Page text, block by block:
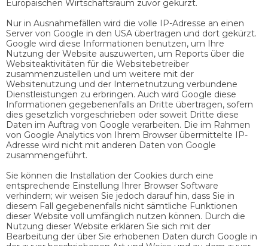
Europäischen Wirtschaftsraum zuvor gekürzt.
Nur in Ausnahmefällen wird die volle IP-Adresse an einen
Server von Google in den USA übertragen und dort gekürzt.
Google wird diese Informationen benutzen, um Ihre
Nutzung der Website auszuwerten, um Reports über die
Websiteaktivitäten für die Websitebetreiber
zusammenzustellen und um weitere mit der
Websitenutzung und der Internetnutzung verbundene
Dienstleistungen zu erbringen. Auch wird Google diese
Informationen gegebenenfalls an Dritte übertragen, sofern
dies gesetzlich vorgeschrieben oder soweit Dritte diese
Daten im Auftrag von Google verarbeiten. Die im Rahmen
von Google Analytics von Ihrem Browser übermittelte IP-
Adresse wird nicht mit anderen Daten von Google
zusammengeführt.
Sie können die Installation der Cookies durch eine
entsprechende Einstellung Ihrer Browser Software
verhindern; wir weisen Sie jedoch darauf hin, dass Sie in
diesem Fall gegebenenfalls nicht sämtliche Funktionen
dieser Website voll umfänglich nutzen können. Durch die
Nutzung dieser Website erklären Sie sich mit der
Bearbeitung der über Sie erhobenen Daten durch Google in